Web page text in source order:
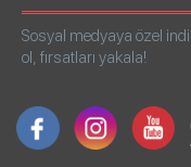
Sosyal medyaya özel
ol, fırsatları yakala!